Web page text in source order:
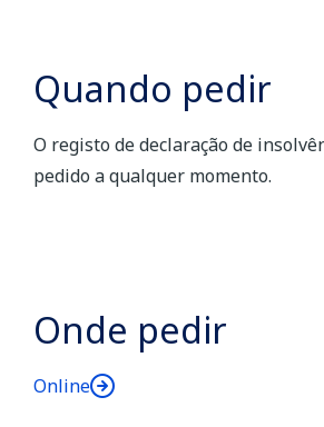
Quando pedir
O registo de declaração de
pedido a qualquer momento.
Onde pedir
Online